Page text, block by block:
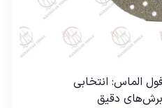
الماس: انتخابی
برش‌های دقیق